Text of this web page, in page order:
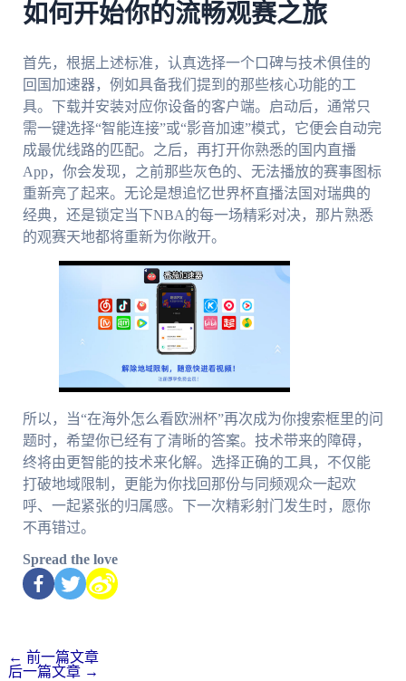
如何开始你的流畅观赛之旅
首先，根据上述标准，认真选择一个口碑与技术俱佳的
回国加速器，例如具备我们提到的那些核心功能的工
具。下载并安装对应你设备的客户端。启动后，通常只
需一键选择“智能连接”或“影音加速”模式，它便会自动完
成最优线路的匹配。之后，再打开你熟悉的国内直播
App，你会发现，之前那些灰色的、无法播放的赛事图标
重新亮了起来。无论是想追忆世界杯直播法国对瑞典的
经典，还是锁定当下NBA的每一场精彩对决，那片熟悉
的观赛天地都将重新为你敞开。
所以，当“在海外怎么看欧洲杯”再次成为你搜索框里的问
题时，希望你已经有了清晰的答案。技术带来的障碍，
终将由更智能的技术来化解。选择正确的工具，不仅能
打破地域限制，更能为你找回那份与同频观众一起欢
呼、一起紧张的归属感。下一次精彩射门发生时，愿你
不再错过。
Spread the love
← 前一篇文章
后一篇文章 →